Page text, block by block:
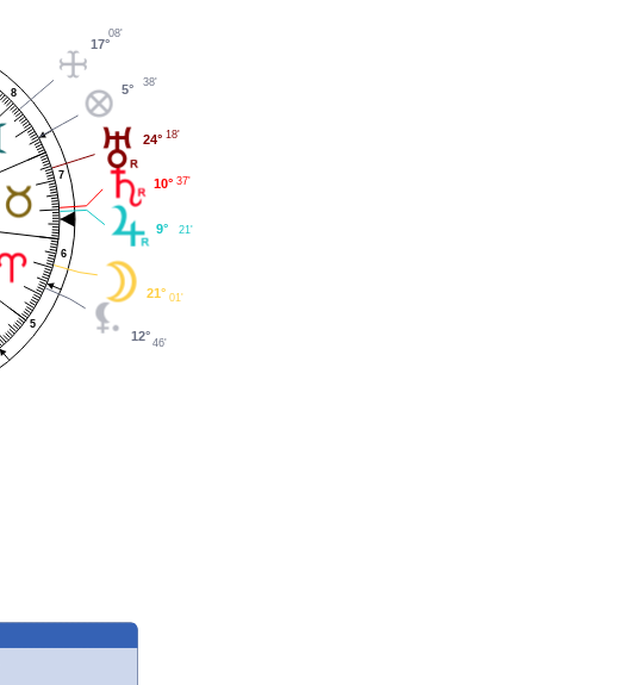
5
6
7
8
9° 21'
10° 37'
24° 18'
5°
38'
17°
08'
12°
46'
21° 01'